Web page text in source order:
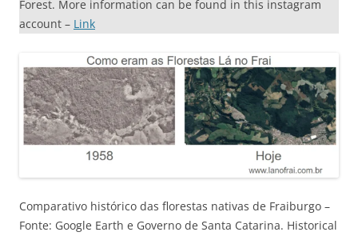
Forest. More information can be found in this instagram
account – Link
Comparativo histórico das florestas nativas de Fraiburgo –
Fonte: Google Earth e Governo de Santa Catarina. Historical